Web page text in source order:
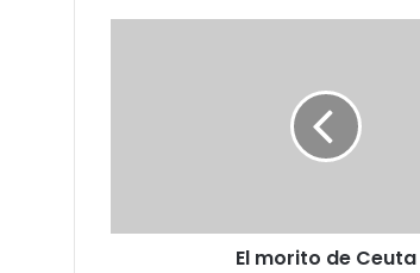
d
El morito de Ceuta